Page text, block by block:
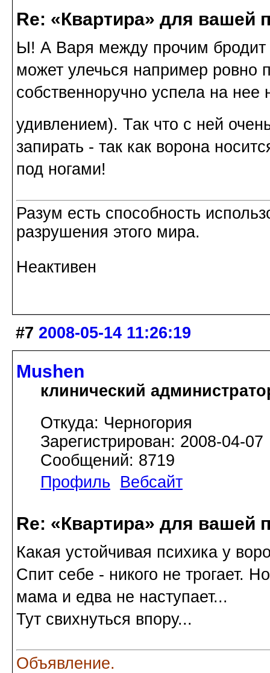
Re: «Квартира» для вашей
Ы! А Варя между прочим бродит
может улечься например ровно
собственноручно успела на нее
удивлением). Так что с ней
запирать - так как ворона
под ногами!
Разум есть способность
разрушения этого мира.
Неактивен
#7 2008-05-14 11:26:19
Mushen
клинический
Откуда: Черногория
Зарегистрирован: 2008-04-07
Сообщений: 8719
Профиль
Вебсайт
Re: «Квартира» для вашей
Какая устойчивая психика у
Спит себе - никого не трогает.
мама и едва не наступает...
Тут свихнуться впору...
Объявление.